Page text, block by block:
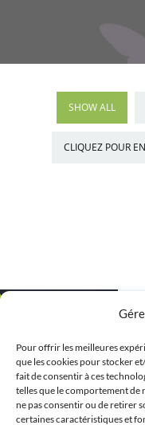
Pour offrir les meilleures
que les cookies pour stocker
fait de consentir à ces
telles que le comportement de
ne pas consentir ou de retirer
certaines caractéristiques et
SHOW ALL
CLIQUEZ POUR